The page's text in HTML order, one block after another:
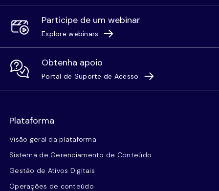
Participe de um webinar
Explore webinars
Obtenha apoio
Portal de Suporte de Acesso
Plataforma
Visão geral da plataforma
Sistema de Gerenciamento de Conteúdo
Gestão de Ativos Digitais
Operações de conteúdo